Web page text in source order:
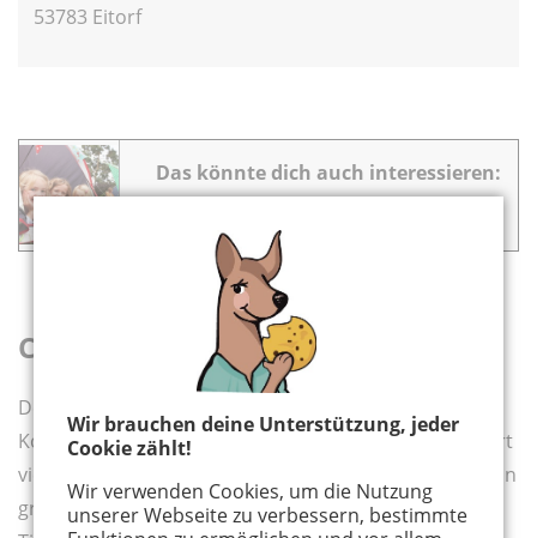
Wir brauchen deine Unterstützung, jeder
Cookie zählt!
Wir verwenden Cookies, um die Nutzung
unserer Webseite zu verbessern, bestimmte
53783 Eitorf
Das könnte dich auch interessieren:
Camping Jillieshof
Der
Komfort mitten im Siebengebirge. Für Kinder wird dort
viel getan, und die Spielmöglichkeiten sind vielfältig. Ein
großzügiger Spielplatz mit drei Spieltürmen, eine